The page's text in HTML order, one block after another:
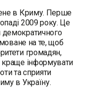
в Криму. Перше
2009 року. Це
на те, щоб
громадян,
краще інформувати
та сприяти
в Україну.